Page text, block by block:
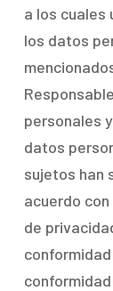
a los cuales
los datos
personales
datos
sujetos han
acuerdo
de
conformidad